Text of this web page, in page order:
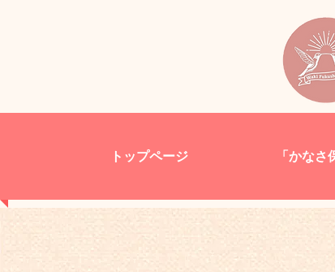
トップページ 「かな